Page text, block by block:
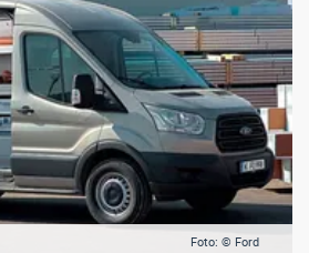
Foto: © Ford